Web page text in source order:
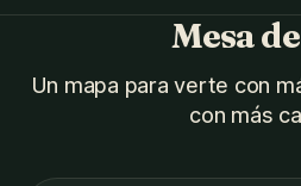
Mesa
Un mapa para verte con
con más